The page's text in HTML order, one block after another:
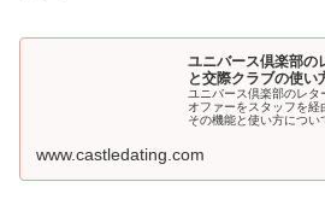
ユニバース倶楽部の
と交際クラブの使い
ユニバース倶楽部のレ
オファーをスタッフを経
その機能と使い方につい
してデートを楽しみま
何なのかから開設をし
www.castledating.com